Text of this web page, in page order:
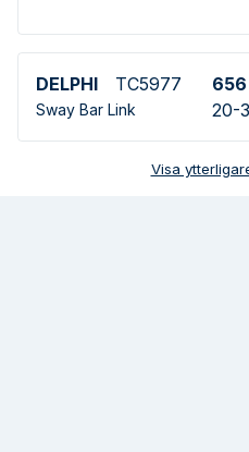
DELPHI TC5977
Sway Bar Link
20-
Visa